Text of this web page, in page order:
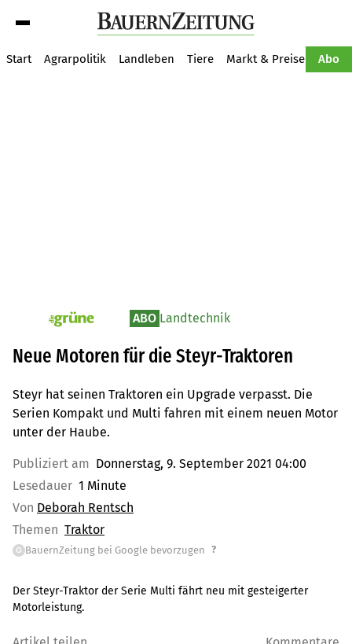
Start Agrarpolitik Landleben Tiere Markt & Preise Abo
pv_die-grune-online ABO Landtechnik
Neue Motoren für die Steyr-Traktoren
Steyr hat seinen Traktoren ein Upgrade verpasst. Die
Serien Kompakt und Multi fahren mit einem neuen Motor
unter der Haube.
Publiziert am Donnerstag, 9. September 2021 04:00
Lesedauer 1 Minute
Von Deborah Rentsch
Themen Traktor
G BauernZeitung bei Google bevorzugen ?
Der Steyr-Traktor der Serie Multi fährt neu mit gesteigerter
Motorleistung.